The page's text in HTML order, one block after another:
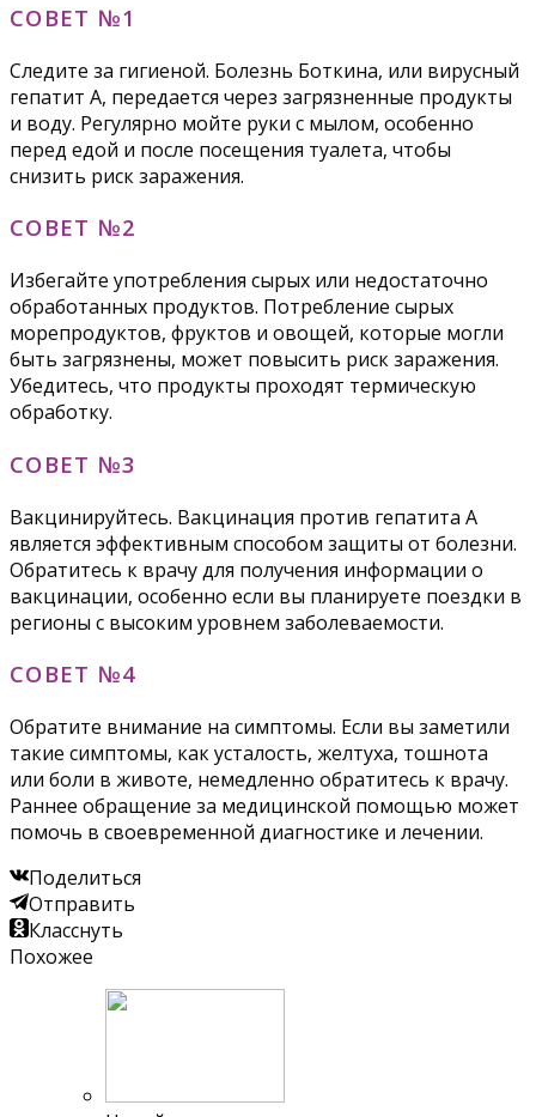
СОВЕТ №1
Следите за гигиеной. Болезнь Боткина, или вирусный
гепатит А, передается через загрязненные продукты
и воду. Регулярно мойте руки с мылом, особенно
перед едой и после посещения туалета, чтобы
снизить риск заражения.
СОВЕТ №2
Избегайте употребления сырых или недостаточно
обработанных продуктов. Потребление сырых
морепродуктов, фруктов и овощей, которые могли
быть загрязнены, может повысить риск заражения.
Убедитесь, что продукты проходят термическую
обработку.
СОВЕТ №3
Вакцинируйтесь. Вакцинация против гепатита А
является эффективным способом защиты от болезни.
Обратитесь к врачу для получения информации о
вакцинации, особенно если вы планируете поездки в
регионы с высоким уровнем заболеваемости.
СОВЕТ №4
Обратите внимание на симптомы. Если вы заметили
такие симптомы, как усталость, желтуха, тошнота
или боли в животе, немедленно обратитесь к врачу.
Раннее обращение за медицинской помощью может
помочь в своевременной диагностике и лечении.
Поделиться
Отправить
Класснуть
Похожее